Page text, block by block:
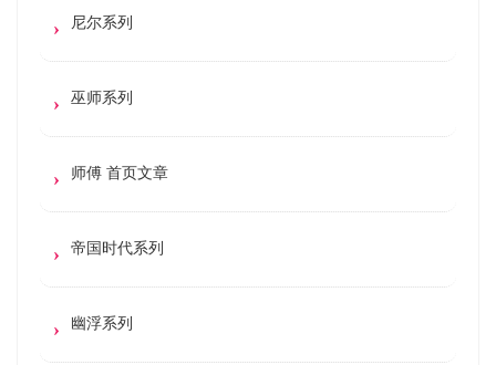
尼尔系列
巫师系列
师傅 首页文章
帝国时代系列
幽浮系列